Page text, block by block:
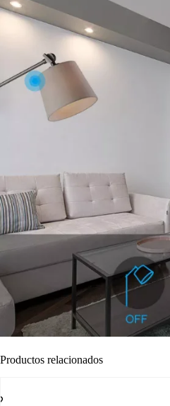
Productos relacionados